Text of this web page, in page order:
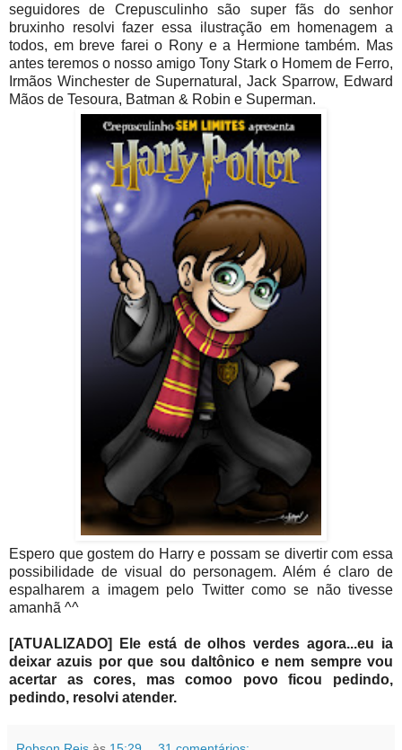
seguidores de Crepusculinho são super fãs do senhor
bruxinho resolvi fazer essa ilustração em homenagem a
todos, em breve farei o Rony e a Hermione também. Mas
antes teremos o nosso amigo Tony Stark o Homem de Ferro,
Irmãos Winchester de Supernatural, Jack Sparrow, Edward
Mãos de Tesoura, Batman & Robin e Superman.
Espero que gostem do Harry e possam se divertir com essa
possibilidade de visual do personagem. Além é claro de
espalharem a imagem pelo Twitter como se não tivesse
amanhã ^^
[ATUALIZADO] Ele está de olhos verdes agora...eu ia
deixar azuis por que sou daltônico e nem sempre vou
acertar as cores, mas comoo povo ficou pedindo,
pedindo, resolvi atender.